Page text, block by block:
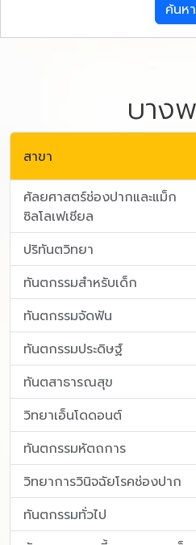
ค้นหา
บาง
สาขา
ศัลยศาสตร์ช่องปากและแม็ก
ซิลโลเฟเชียล
ปริทันตวิทยา
ทันตกรรมสำหรับเด็ก
ทันตกรรมจัดฟัน
ทันตกรรมประดิษฐ์
ทันตสาธารณสุข
วิทยาเอ็นโดดอนต์
ทันตกรรมหัตถการ
วิทยาการวินิจฉัยโรคช่องปาก
ทันตกรรมทั่วไป